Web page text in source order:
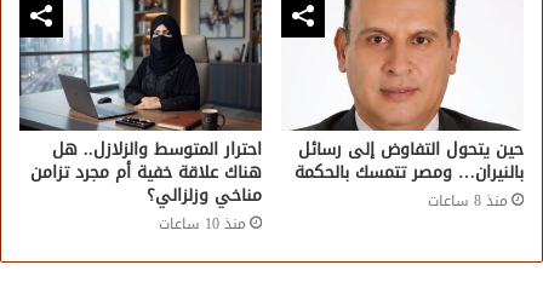
حين يتحول التفاوض إلى رسائل
بالنيران… ومصر تتمسك بالحكمة
منذ 8 ساعات
احترار المتوسط والزلازل.. هل
هناك علاقة خفية أم مجرد تزامن
مناخي وزلزالي؟
منذ 10 ساعات